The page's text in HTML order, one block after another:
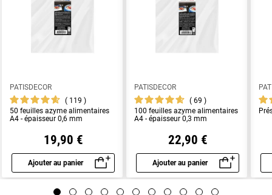
PATISDECOR
119
50 feuilles azyme alimentaires
A4 - épaisseur 0,6 mm
19,90 €
Ajouter au panier
Aperçu rapide
PATISDECOR
69
100 feuilles azyme alimentaires
A4 - épaisseur 0,3 mm
22,90 €
Ajouter au panier
Aperçu rapide